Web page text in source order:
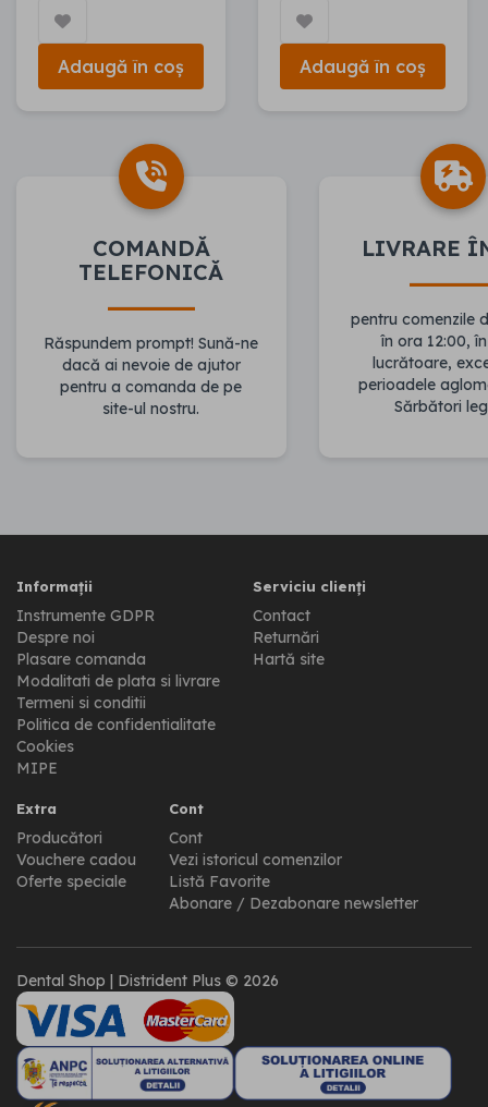
Adaugă în coș Adaugă în coș
COMANDĂ
TELEFONICĂ
Răspundem prompt! Sună-ne
dacă ai nevoie de ajutor
pentru a comanda de pe
site-ul nostru.
LIVRARE
pentru comenzile
în ora 12:00,
lucrătoare,
perioadele
Sărbători
Informații
Instrumente GDPR
Despre noi
Plasare comanda
Modalitati de plata si livrare
Termeni si conditii
Politica de confidentialitate
Cookies
MIPE
Serviciu clienți
Contact
Returnări
Hartă site
Extra
Producători
Vouchere cadou
Oferte speciale
Cont
Cont
Vezi istoricul comenzilor
Listă Favorite
Abonare / Dezabonare newsletter
Dental Shop | Distrident Plus © 2026